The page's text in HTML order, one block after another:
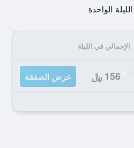
الواحدة
الإجمالي في الليلة
156 ﷼ عرض الصفقة